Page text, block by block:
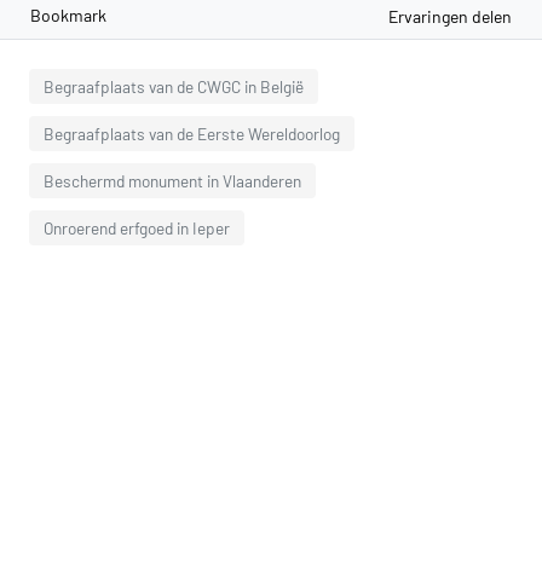
Bookmark Ervaringen delen
Begraafplaats van de CWGC in België
Begraafplaats van de Eerste Wereldoorlog
Beschermd monument in Vlaanderen
Onroerend erfgoed in Ieper